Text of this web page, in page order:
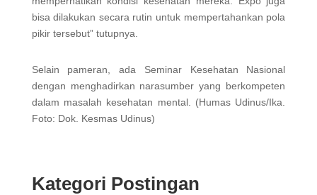
bisa dilakukan secara rutin untuk mempertahankan pola
pikir tersebut” tutupnya.
Selain pameran, ada Seminar Kesehatan Nasional
dengan menghadirkan narasumber yang berkompeten
dalam masalah kesehatan mental. (Humas Udinus/Ika.
Foto: Dok. Kesmas Udinus)
Kategori Postingan